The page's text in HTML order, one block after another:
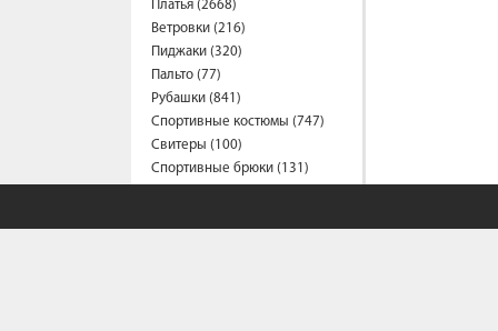
Платья (2668)
Ветровки (216)
Пиджаки (320)
Пальто (77)
Рубашки (841)
Спортивные костюмы (747)
Свитеры (100)
Спортивные брюки (131)